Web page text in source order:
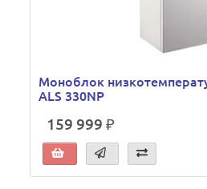
Моноблок
ALS 330NP
159 999 ₽